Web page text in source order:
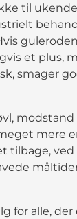
til
et plus,
smager
mere
tilbage, ved
for alle,